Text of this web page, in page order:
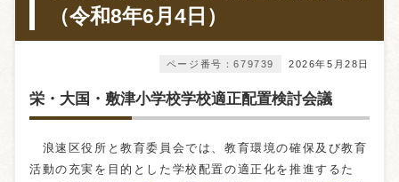
（令和8年6月4日）
2026年5月28日
ページ番号：679739
栄・大国・敷津小学校学校適正配置検討会議
浪速区役所と教育委員会では、教育環境の確保及び教育
活動の充実を目的とした学校配置の適正化を推進するた